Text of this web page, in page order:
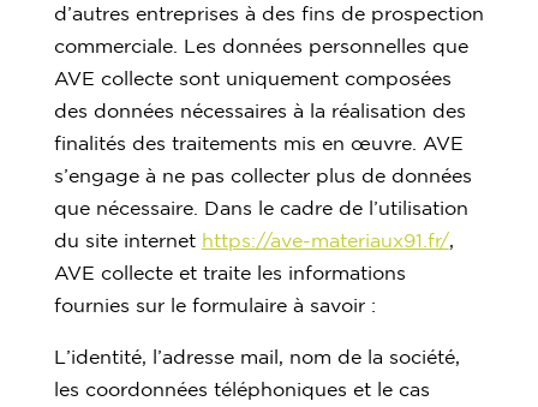
d’autres entreprises à des fins de prospection
commerciale. Les données personnelles que
AVE collecte sont uniquement composées
des données nécessaires à la réalisation des
finalités des traitements mis en œuvre. AVE
s’engage à ne pas collecter plus de données
que nécessaire. Dans le cadre de l’utilisation
du site internet https://ave-materiaux91.fr/,
AVE collecte et traite les informations
fournies sur le formulaire à savoir :
L’identité, l’adresse mail, nom de la société,
les coordonnées téléphoniques et le cas